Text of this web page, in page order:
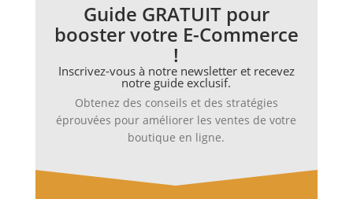
Guide GRATUIT pour
booster votre E-Commerce
!
Inscrivez-vous à notre newsletter et recevez
notre guide exclusif.
Obtenez des conseils et des stratégies
éprouvées pour améliorer les ventes de votre
boutique en ligne.